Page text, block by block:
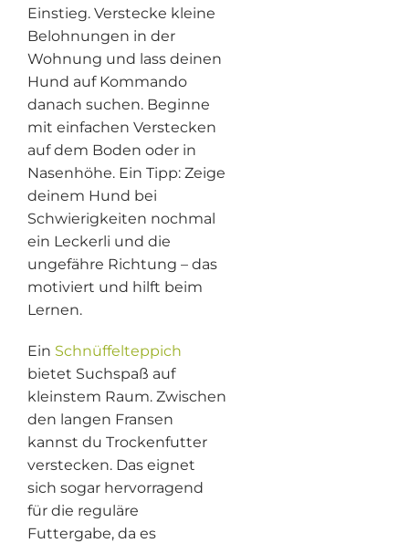
Einstieg. Verstecke kleine
Belohnungen in der
Wohnung und lass deinen
Hund auf Kommando
danach suchen. Beginne
mit einfachen Verstecken
auf dem Boden oder in
Nasenhöhe. Ein Tipp: Zeige
deinem Hund bei
Schwierigkeiten nochmal
ein Leckerli und die
ungefähre Richtung – das
motiviert und hilft beim
Lernen.
Ein Schnüffelteppich
bietet Suchspaß auf
kleinstem Raum. Zwischen
den langen Fransen
kannst du Trockenfutter
verstecken. Das eignet
sich sogar hervorragend
für die reguläre
Futtergabe, da es